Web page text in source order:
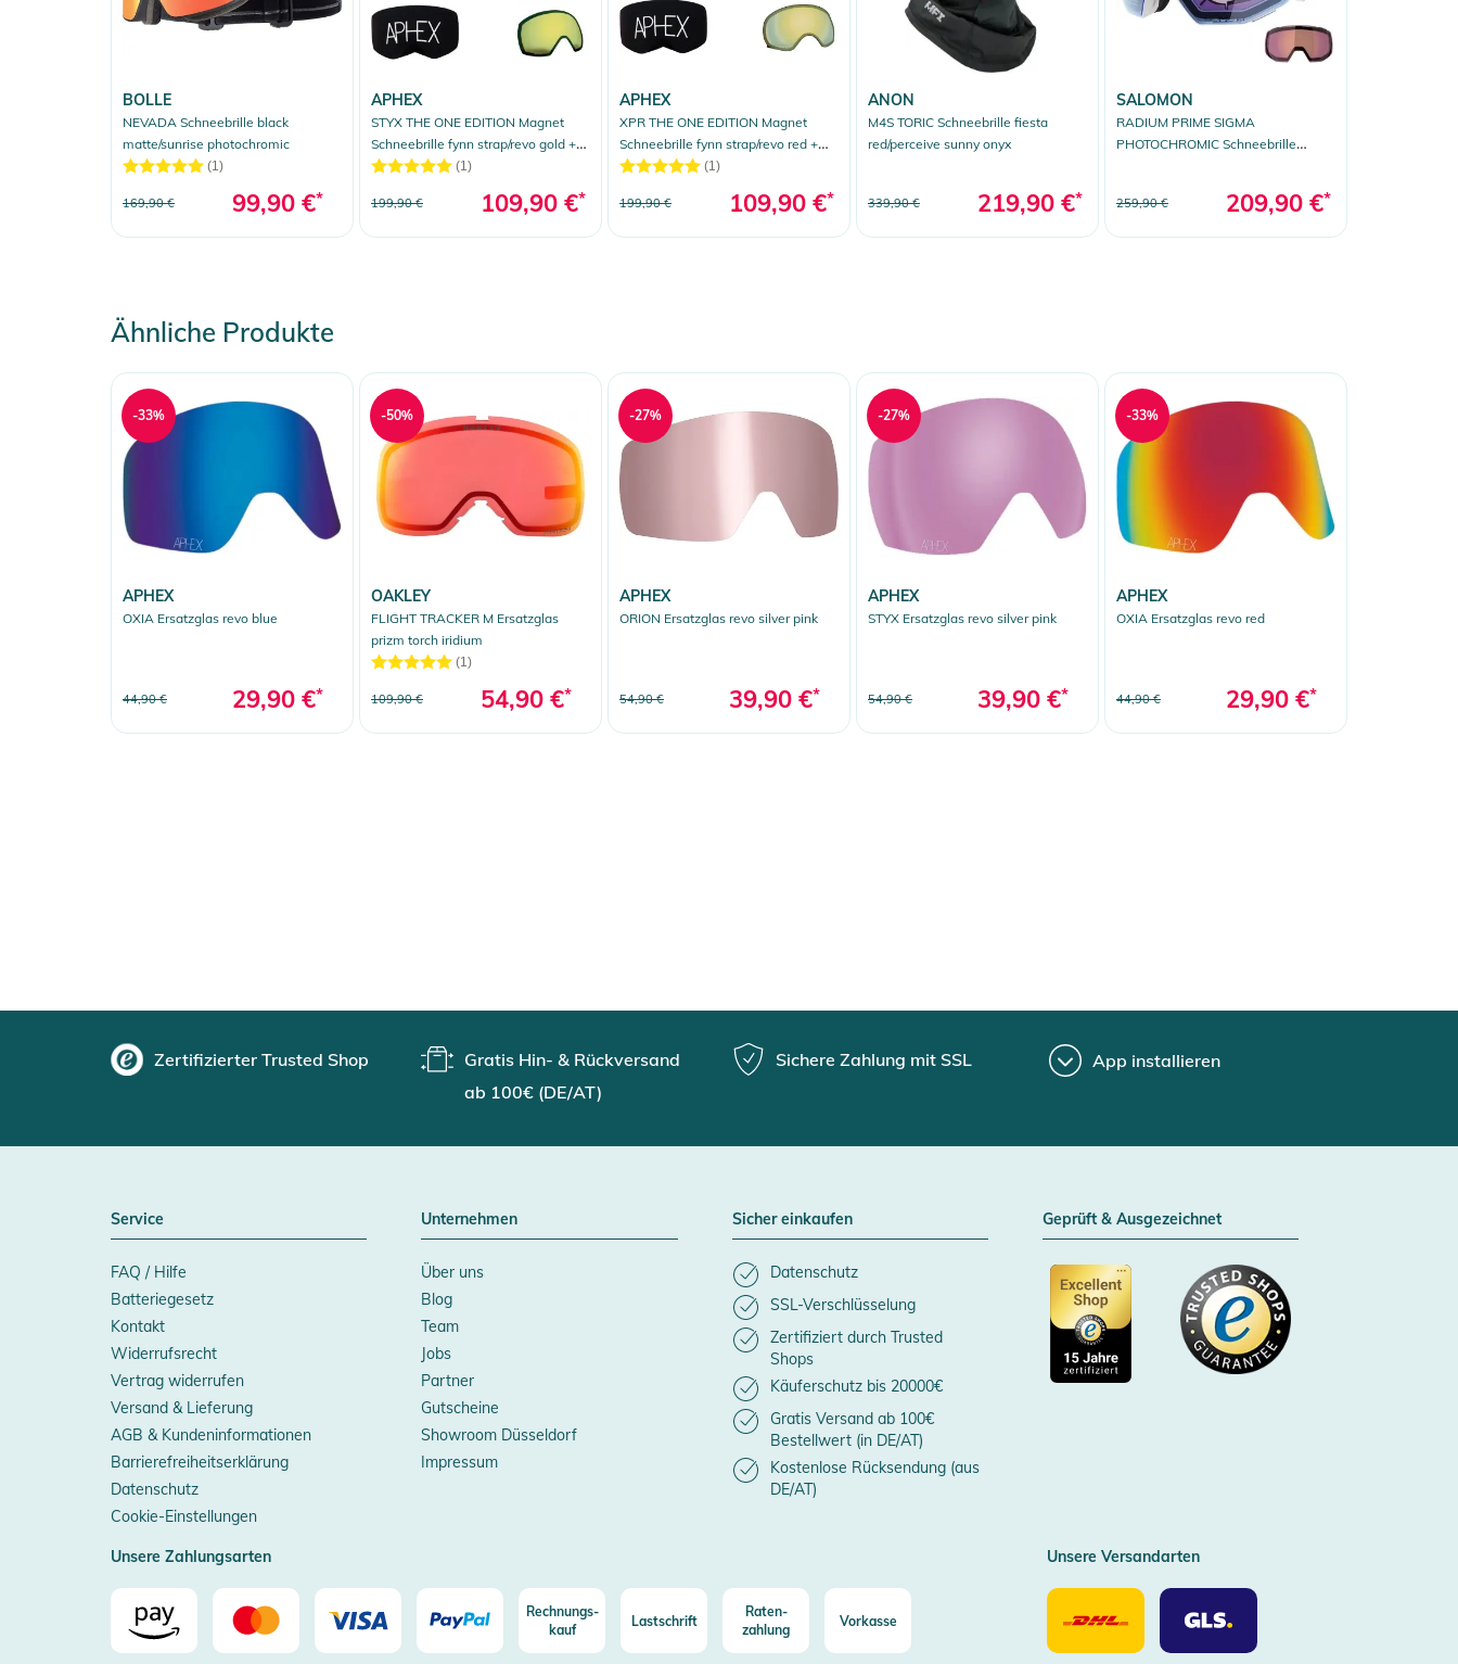
BOLLE
NEVADA Schneebrille black
matte/sunrise photochromic
(1)
169,90 € 99,90 €*
APHEX
STYX THE ONE EDITION Magnet
Schneebrille fynn strap/revo gold +
Zusatzglas yellow
(1)
199,90 € 109,90 €*
APHEX
XPR THE ONE EDITION Magnet
Schneebrille fynn strap/revo red +
Zusatzglas yellow
(1)
199,90 € 109,90 €*
ANON
M4S TORIC Schneebrille fiesta
red/perceive sunny onyx
339,90 € 219,90 €*
SALOMON
RADIUM PRIME SIGMA
PHOTOCHROMIC Schneebrille
259,90 € 209,90 €*
Ähnliche Produkte
APHEX
OXIA Ersatzglas revo blue
44,90 € 29,90 €*
-33%
OAKLEY
FLIGHT TRACKER M Ersatzglas
prizm torch iridium
(1)
109,90 € 54,90 €*
-50%
APHEX
ORION Ersatzglas revo silver pink
54,90 € 39,90 €*
-27%
APHEX
STYX Ersatzglas revo silver pink
54,90 € 39,90 €*
-27%
APHEX
OXIA Ersatzglas revo red
44,90 € 29,90 €*
-33%
Zertifizierter Trusted Shop
Gratis Hin- & Rückversand
ab 100€ (DE/AT)
Sichere Zahlung mit SSL App installieren
Service
FAQ / Hilfe
Batteriegesetz
Kontakt
Widerrufsrecht
Vertrag widerrufen
Versand & Lieferung
AGB & Kundeninformationen
Barrierefreiheitserklärung
Datenschutz
Cookie-Einstellungen
Unternehmen
Über uns
Blog
Team
Jobs
Partner
Gutscheine
Showroom Düsseldorf
Impressum
Sicher einkaufen
Datenschutz
SSL-Verschlüsselung
Zertifiziert durch Trusted
Shops
Käuferschutz bis 20000€
Gratis Versand ab 100€
Bestellwert (in DE/AT)
Kostenlose Rücksendung (aus
DE/AT)
Geprüft & Ausgezeichnet
Unsere Zahlungsarten
Rechnungs-
kauf
Lastschrift
Raten-
zahlung
Vorkasse
Unsere Versandarten
Unsere
Versandarten
DHL
Unsere
Versandarten
GLS